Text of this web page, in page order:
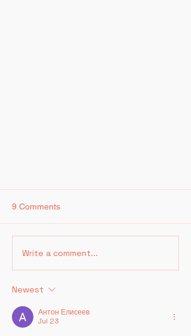
continue operating at Arches
Lane Theatre!
9 Comments
Write a comment...
Newest
Антон Елисеев
Jul 23